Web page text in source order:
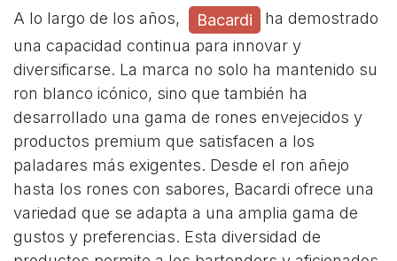
A lo largo de los años, Bacardi
ha demostrado
una capacidad continua para innovar y
diversificarse. La marca no solo ha mantenido su
ron blanco icónico, sino que también ha
desarrollado una gama de rones envejecidos y
productos premium que satisfacen a los
paladares más exigentes. Desde el ron añejo
hasta los rones con sabores, Bacardi ofrece una
variedad que se adapta a una amplia gama de
gustos y preferencias. Esta diversidad de